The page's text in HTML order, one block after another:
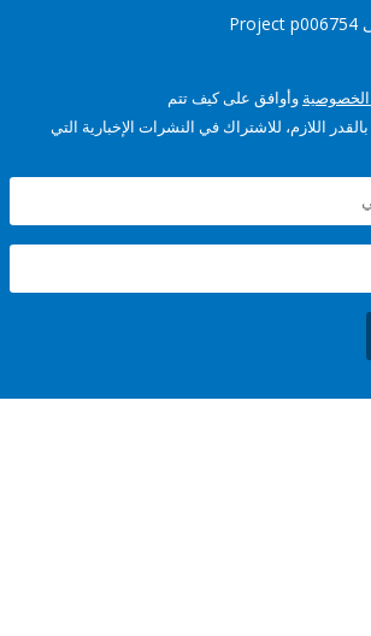
وأوافق على كيف تتم
للاشتراك في النشرات الإخبارية التي